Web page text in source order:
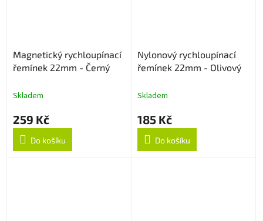
Magnetický rychloupínací
řemínek 22mm - Černý
Skladem
259 Kč
Do košíku
Nylonový rychloupínací
řemínek 22mm - Olivový
Skladem
185 Kč
Do košíku